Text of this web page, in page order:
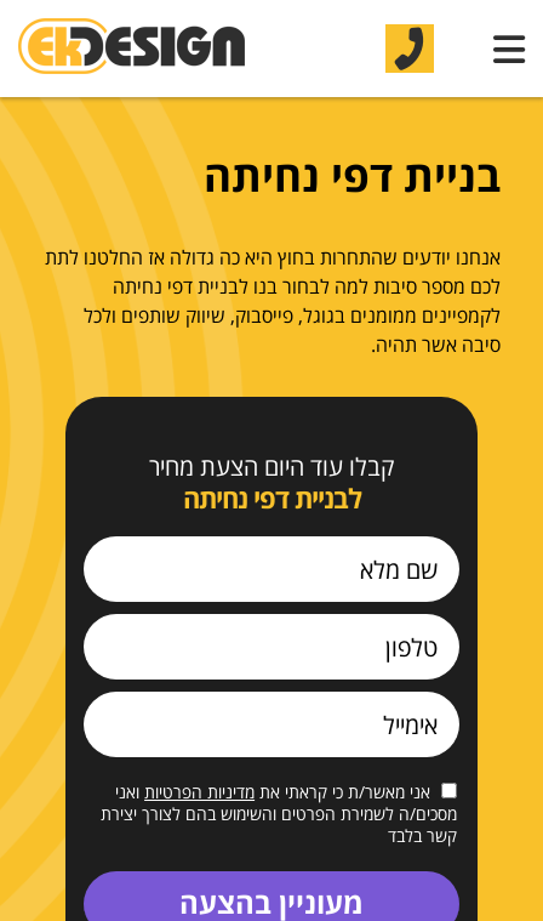
בניית דפי נחיתה
אנחנו יודעים שהתחרות בחוץ היא כה גדולה אז החלטנו לתת
לכם מספר סיבות למה לבחור בנו לבניית דפי נחיתה
לקמפיינים ממומנים בגוגל, פייסבוק, שיווק שותפים ולכל
סיבה אשר תהיה.
קבלו עוד היום הצעת מחיר
לבניית דפי נחיתה
אני מאשר/ת כי קראתי את מדיניות הפרטיותואני
מסכים/ה לשמירת הפרטים והשימוש בהם לצורך יצירת
קשר בלבד